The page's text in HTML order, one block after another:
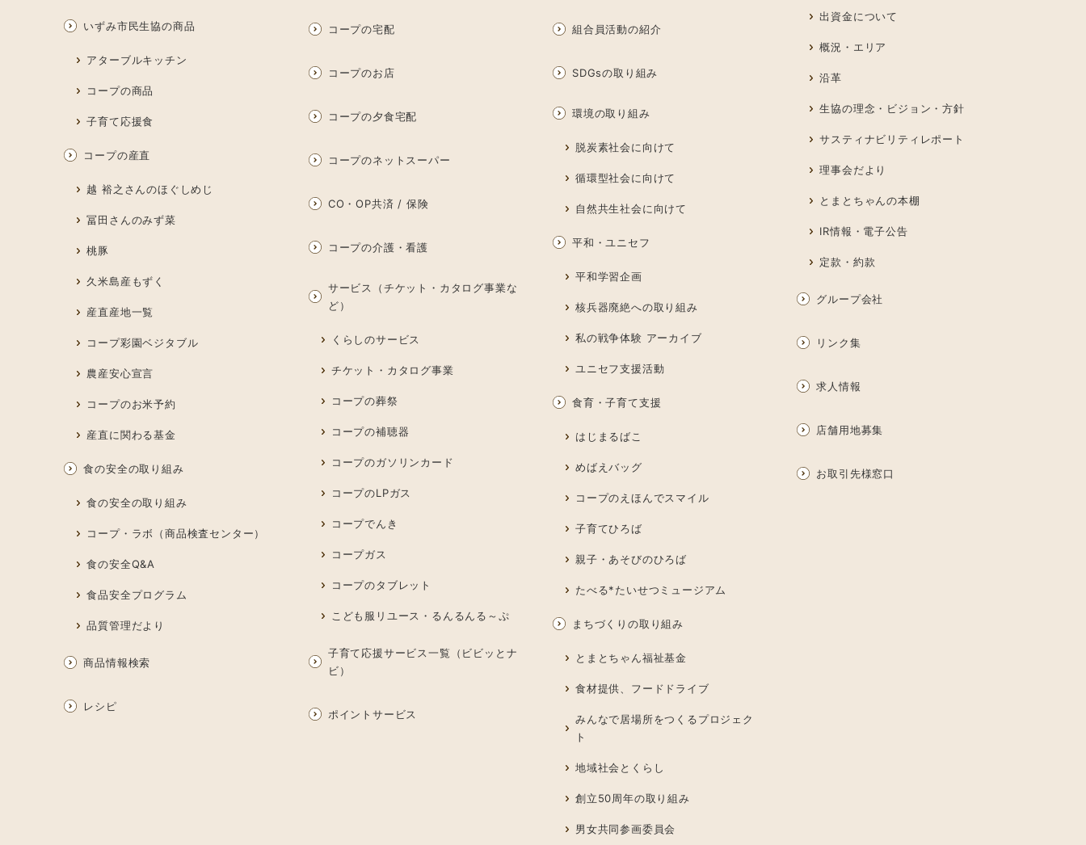
いずみ市民生協の商品
アターブルキッチン
コープの商品
子育て応援食
コープの産直
越 裕之さんのほぐしめじ
冨田さんのみず菜
桃豚
久米島産もずく
産直産地一覧
コープ彩園ベジタブル
農産安心宣言
コープのお米予約
産直に関わる基金
食の安全の取り組み
食の安全の取り組み
コープ・ラボ（商品検査センター）
食の安全Q&A
食品安全プログラム
品質管理だより
商品情報検索
レシピ
コープの宅配
コープのお店
コープの夕食宅配
コープのネットスーパー
CO・OP共済 / 保険
コープの介護・看護
サービス（チケット・カタログ事業な
ど）
くらしのサービス
チケット・カタログ事業
コープの葬祭
コープの補聴器
コープのガソリンカード
コープのLPガス
コープでんき
コープガス
コープのタブレット
こども服リユース・るんるんる～ぷ
子育て応援サービス一覧（ビビッとナ
ビ）
ポイントサービス
組合員活動の紹介
SDGsの取り組み
環境の取り組み
脱炭素社会に向けて
循環型社会に向けて
自然共生社会に向けて
平和・ユニセフ
平和学習企画
核兵器廃絶への取り組み
私の戦争体験 アーカイブ
ユニセフ支援活動
食育・子育て支援
はじまるばこ
めばえバッグ
コープのえほんでスマイル
子育てひろば
親子・あそびのひろば
たべる*たいせつミュージアム
まちづくりの取り組み
とまとちゃん福祉基金
食材提供、フードドライブ
みんなで居場所をつくるプロジェク
ト
地域社会とくらし
創立50周年の取り組み
男女共同参画委員会
出資金について
概況・エリア
沿革
生協の理念・ビジョン・方針
サスティナビリティレポート
理事会だより
とまとちゃんの本棚
IR情報・電子公告
定款・約款
グループ会社
リンク集
求人情報
店舗用地募集
お取引先様窓口